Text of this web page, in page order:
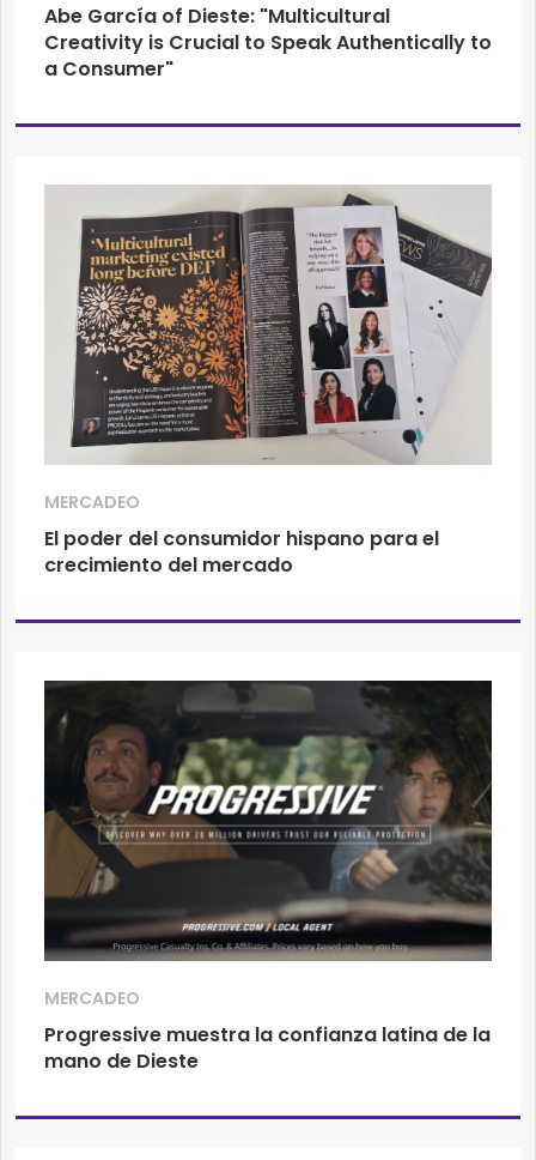
Abe García of Dieste: "Multicultural
Creativity is Crucial to Speak Authentically to
a Consumer"
MERCADEO
El poder del consumidor hispano para el
crecimiento del mercado
MERCADEO
Progressive muestra la confianza latina de la
mano de Dieste